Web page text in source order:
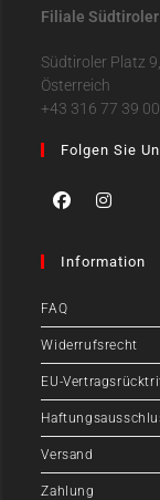
Filiale
Südtiroler Platz
Österreich
+43 316 77 39 00
Folgen Sie
Information
FAQ
Widerrufsrecht
EU-
Versand
Zahlung